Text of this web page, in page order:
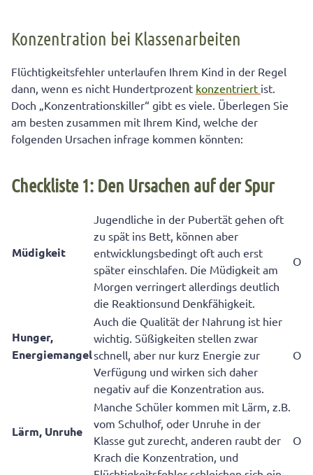
Checkliste 1: Den Ursachen auf der Spur
Konzentrationsfähigkeit …
Checkliste 2: Die richtige Vorbereitung
Konzentration bei Klassenarbeiten
Flüchtigkeitsfehler unterlaufen Ihrem Kind in der Regel
dann, wenn es nicht Hundertprozent konzentriert ist.
Doch „Konzentrationskiller“ gibt es viele. Überlegen Sie
am besten zusammen mit Ihrem Kind, welche der
folgenden Ursachen infrage kommen könnten:
Checkliste 1: Den Ursachen auf der Spur
Müdigkeit
Jugendliche in der Pubertät gehen oft
zu spät ins Bett, können aber
entwicklungsbedingt oft auch erst
später einschlafen. Die Müdigkeit am
Morgen verringert allerdings deutlich
die Reaktionsund Denkfähigkeit.
O
Hunger,
Energiemangel
Auch die Qualität der Nahrung ist hier
wichtig. Süßigkeiten stellen zwar
schnell, aber nur kurz Energie zur
Verfügung und wirken sich daher
negativ auf die Konzentration aus.
O
Lärm, Unruhe
Manche Schüler kommen mit Lärm, z.B.
vom Schulhof, oder Unruhe in der
Klasse gut zurecht, anderen raubt der
Krach die Konzentration, und
O